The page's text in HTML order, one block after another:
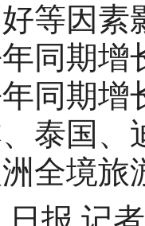
等因素
同期增
同期增
泰国、
全境旅